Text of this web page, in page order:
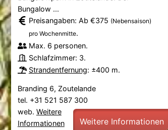
Bungalow ...
Preisangaben: Ab €375 (Nebensaison)
pro Wochenmitte.
Max. 6 personen.
Schlafzimmer: 3.
Strandentfernung: ±400 m.
Branding 6, Zoutelande
tel. +31 521 587 300
web. Weitere
Informationen
Weitere Informationen